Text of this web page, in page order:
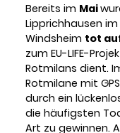
Bereits im Mai
Lipprichhausen
Windsheim tot
zum EU-LIFE-
Rotmilans dient.
Rotmilane mit
durch ein
die häufigsten
Art zu gewinnen.